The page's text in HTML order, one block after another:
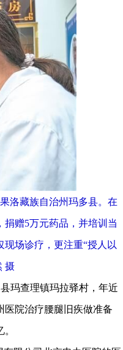
洛藏族自治州玛多县。在
捐赠5万元药品，并培训当
场诊疗，更注重“授人以
摄
玛查理镇玛拉驿村，年近
医院治疗腰腿旧疾做准备